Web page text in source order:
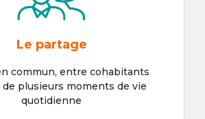
Le partage
commun, entre cohabitants
de plusieurs moments de vie
quotidienne